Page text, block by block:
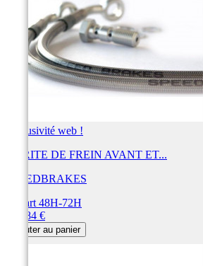
Exclusivité web !
DURITE DE FREIN AVANT ET...
SPEEDBRAKES
Départ 48H-72H
456,84 €
Ajouter au panier